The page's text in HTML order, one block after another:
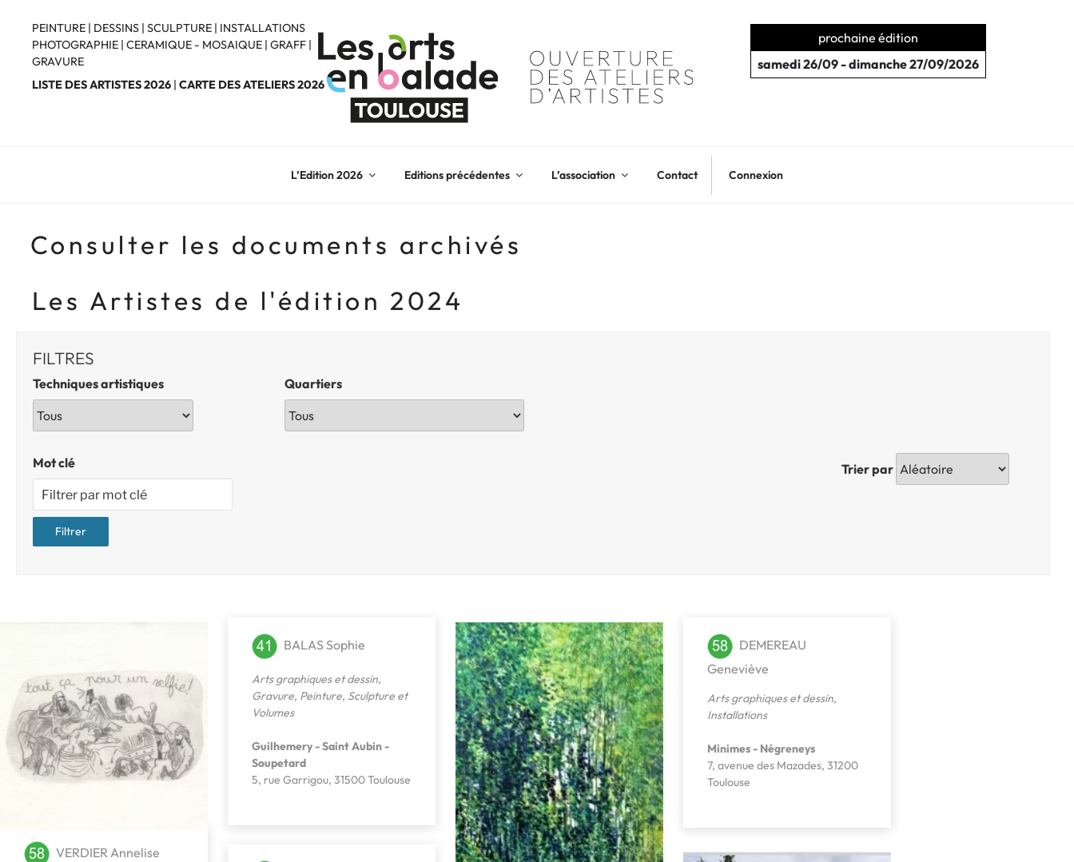
contenu
principal
PEINTURE | DESSINS | SCULPTURE | INSTALLATIONS
PHOTOGRAPHIE | CERAMIQUE - MOSAIQUE | GRAFF |
GRAVURE
LISTE DES ARTISTES 2026 | CARTE DES ATELIERS 2026
prochaine édition
samedi 26/09 - dimanche 27/09/2026
L’Edition 2026 Editions précédentes L’association Contact Connexion
Consulter les documents archivés
Les Artistes de l'édition 2024
FILTRES
Techniques artistiques Quartiers
Mot clé Trier par
VERDIER Annelise
BALAS Sophie
Arts graphiques et dessin,
Gravure, Peinture, Sculpture et
Volumes
Guilhemery - Saint Aubin -
Soupetard
5, rue Garrigou, 31500 Toulouse
DEMEREAU
Geneviève
Arts graphiques et dessin,
Installations
Minimes - Négreneys
7, avenue des Mazades, 31200
Toulouse